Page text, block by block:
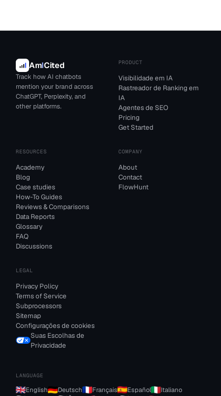
AmICited
Track how AI chatbots
mention your brand across
ChatGPT, Perplexity, and
other platforms.
PRODUCT
Visibilidade em IA
Rastreador de Ranking em
IA
Agentes de SEO
Pricing
Get Started
RESOURCES
Academy
Blog
Case studies
How-To Guides
Reviews & Comparisons
Data Reports
Glossary
FAQ
Discussions
COMPANY
About
Contact
FlowHunt
LEGAL
Privacy Policy
Terms of Service
Subprocessors
Sitemap
Configurações de cookies
Suas Escolhas de
Privacidade
LANGUAGE
English Deutsch Français Español
Italiano